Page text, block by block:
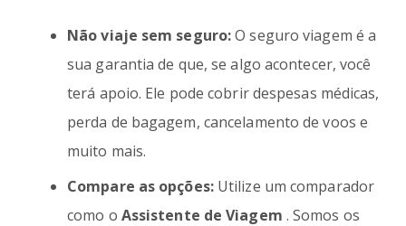
Não viaje sem seguro:O seguro viagem é a
sua garantia de que, se algo acontecer, você
terá apoio. Ele pode cobrir despesas médicas,
perda de bagagem, cancelamento de voos e
muito mais.
Compare as opções:Utilize um comparador
como o Assistente de Viagem . Somos os